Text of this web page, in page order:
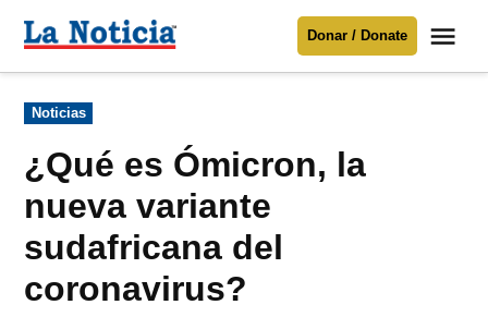
Para mantenerte informado necesitamos
Donar
contenido
Noticia
Donar / Donate
Publicado
en
Noticias
¿Qué es Ómicron, la
nueva variante
sudafricana del
coronavirus?